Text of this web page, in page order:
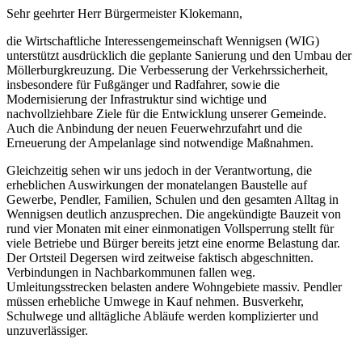
Sehr geehrter Herr Bürgermeister Klokemann,
die Wirtschaftliche Interessengemeinschaft Wennigsen (WIG)
unterstützt ausdrücklich die geplante Sanierung und den Umbau der
Möllerburgkreuzung. Die Verbesserung der Verkehrssicherheit,
insbesondere für Fußgänger und Radfahrer, sowie die
Modernisierung der Infrastruktur sind wichtige und
nachvollziehbare Ziele für die Entwicklung unserer Gemeinde.
Auch die Anbindung der neuen Feuerwehrzufahrt und die
Erneuerung der Ampelanlage sind notwendige Maßnahmen.
Gleichzeitig sehen wir uns jedoch in der Verantwortung, die
erheblichen Auswirkungen der monatelangen Baustelle auf
Gewerbe, Pendler, Familien, Schulen und den gesamten Alltag in
Wennigsen deutlich anzusprechen. Die angekündigte Bauzeit von
rund vier Monaten mit einer einmonatigen Vollsperrung stellt für
viele Betriebe und Bürger bereits jetzt eine enorme Belastung dar.
Der Ortsteil Degersen wird zeitweise faktisch abgeschnitten.
Verbindungen in Nachbarkommunen fallen weg.
Umleitungsstrecken belasten andere Wohngebiete massiv. Pendler
müssen erhebliche Umwege in Kauf nehmen. Busverkehr,
Schulwege und alltägliche Abläufe werden komplizierter und
unzuverlässiger.